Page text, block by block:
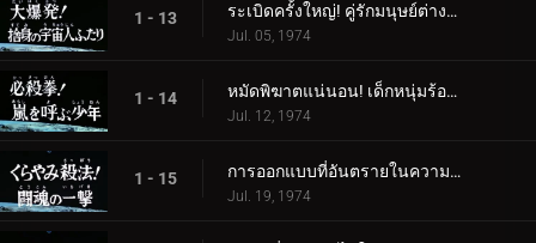
1 - 13 ระเบิดครั้งใหญ่! คู่รักมนุษย์ต่างดาวผู้สิ้นหวัง
Jul. 05, 1974
1 - 14 หมัดพิฆาตแน่นอน! เด็กหนุ่มร้องเรียกเมื่อเกิดพายุ
Jul. 12, 1974
1 - 15 การออกแบบที่อันตรายในความมืด! โจมตีด้วยจิตวิญญาณแห่งการต่อสู้
Jul. 19, 1974